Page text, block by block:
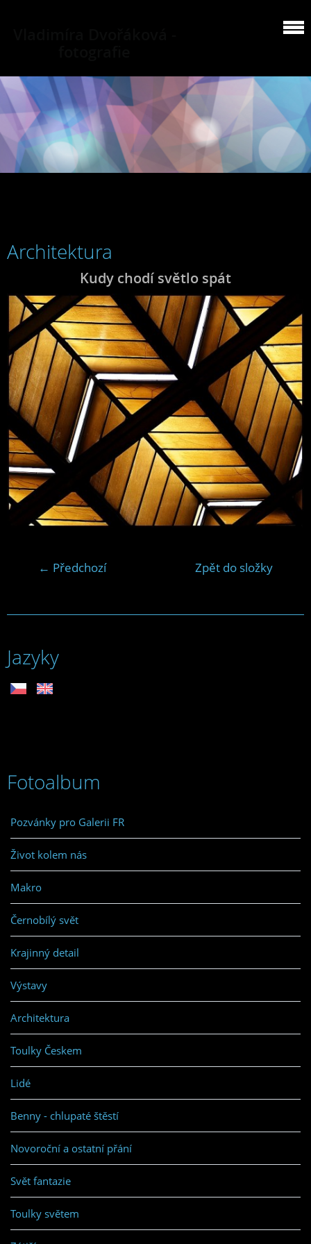
Architektura
Kudy chodí světlo spát
← Předchozí Zpět do složky
Jazyky
Fotoalbum
Pozvánky pro Galerii FR
Život kolem nás
Makro
Černobílý svět
Krajinný detail
Výstavy
Architektura
Toulky Českem
Lidé
Benny - chlupaté štěstí
Novoroční a ostatní přání
Svět fantazie
Toulky světem